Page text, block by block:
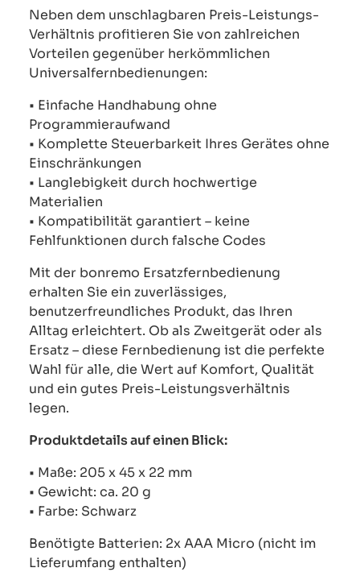
Neben dem unschlagbaren Preis-Leistungs-
Verhältnis profitieren Sie von zahlreichen
Vorteilen gegenüber herkömmlichen
Universalfernbedienungen:
• Einfache Handhabung ohne
Programmieraufwand
• Komplette Steuerbarkeit Ihres Gerätes ohne
Einschränkungen
• Langlebigkeit durch hochwertige
Materialien
• Kompatibilität garantiert – keine
Fehlfunktionen durch falsche Codes
Mit der bonremo Ersatzfernbedienung
erhalten Sie ein zuverlässiges,
benutzerfreundliches Produkt, das Ihren
Alltag erleichtert. Ob als Zweitgerät oder als
Ersatz – diese Fernbedienung ist die perfekte
Wahl für alle, die Wert auf Komfort, Qualität
und ein gutes Preis-Leistungsverhältnis
legen.
Produktdetails auf einen Blick:
• Maße: 205 x 45 x 22 mm
• Gewicht: ca. 20 g
• Farbe: Schwarz
Benötigte Batterien: 2x AAA Micro (nicht im
Lieferumfang enthalten)